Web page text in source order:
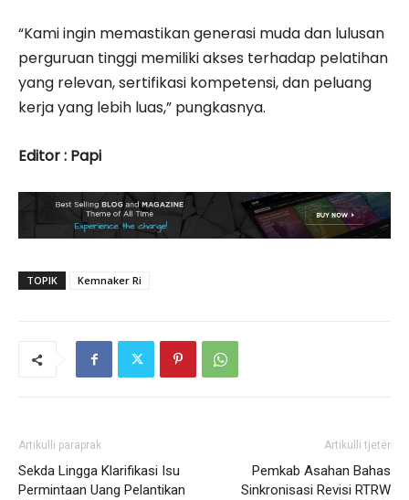
“Kami ingin memastikan generasi muda dan lulusan
perguruan tinggi memiliki akses terhadap pelatihan
yang relevan, sertifikasi kompetensi, dan peluang
kerja yang lebih luas,” pungkasnya.
Editor : Papi
TOPIK Kemnaker Ri
Artikulli paraprak
Sekda Lingga Klarifikasi Isu
Permintaan Uang Pelantikan
Artikulli tjetër
Pemkab Asahan Bahas
Sinkronisasi Revisi RTRW